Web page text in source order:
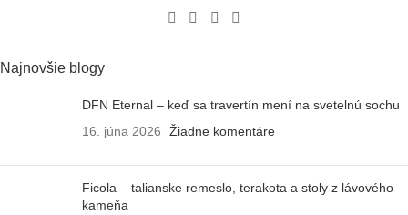
Najnovšie blogy
DFN Eternal – keď sa travertín mení na svetelnú sochu
16. júna 2026
Žiadne komentáre
Ficola – talianske remeslo, terakota a stoly z lávového
kameňa